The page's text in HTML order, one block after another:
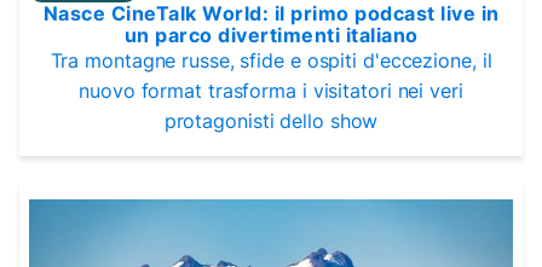
Nasce CineTalk World: il primo podcast live in
un parco divertimenti italiano
Tra montagne russe, sfide e ospiti d'eccezione, il
nuovo format trasforma i visitatori nei veri
protagonisti dello show